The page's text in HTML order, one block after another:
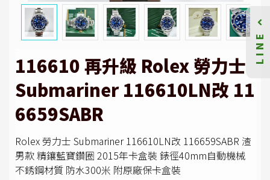
116610 再升級 Rolex 勞力士
Submariner 116610LN改 11
6659SABR
Rolex 勞力士 Submariner 116610LN改 116659SABR 渣
男款 精鑲藍寶鑽圈 2015年卡盒裝 錶徑40mm自動機械
不銹鋼材質 防水300米 附原廠保卡盒裝
LINE